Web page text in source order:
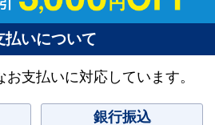
払いについて
支払いに対応しています。
銀行振込